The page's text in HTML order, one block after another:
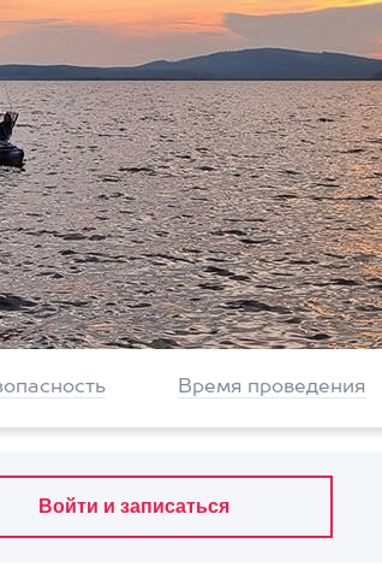
Время проведения